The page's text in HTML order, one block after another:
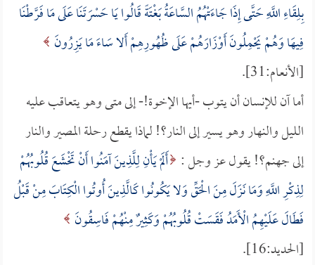
بِلِقَاءِ اللَّهِ حَتَّى إِذَا جَاءَتْهُمُ السَّاعَةُ بَغْتَةً قَالُوا يَا حَسْرَتَنَا عَلَى مَا فَرَّطْنَا
فِيهَا وَهُمْ يَحْمِلُونَ أَوْزَارَهُمْ عَلَى ظُهُورِهِمْ أَلا سَاءَ مَا يَزِرُونَ
[الأنعام:31].
أما آن للإنسان أن يتوب -أيها الإخوة!- إلى متى وهو يتعاقب عليه
الليل والنهار وهو يسير إلى النار؟! لماذا يقطع رحلة المصير والنار
إلى جهنم؟! يقول عز وجل : أَلَمْ يَأْنِ لِلَّذِينَ آمَنُوا أَنْ تَخْشَعَ قُلُوبُهُمْ
لِذِكْرِ اللَّهِ وَمَا نَزَلَ مِنَ الْحَقِّ وَلا يَكُونُوا كَالَّذِينَ أُوتُوا الْكِتَابَ مِنْ قَبْلُ
فَطَالَ عَلَيْهِمُ الْأَمَدُ فَقَسَتْ قُلُوبُهُمْ وَكَثِيرٌ مِنْهُمْ فَاسِقُونَ
[الحديد:16].